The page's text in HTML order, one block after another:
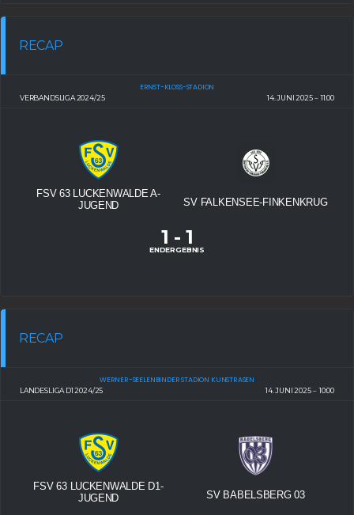
RECAP
VERBANDSLIGA 2024/25
ERNST-KLOSS-STADION
14. JUNI 2025 11:00
FSV 63 LUCKENWALDE A-
JUGEND
SV FALKENSEE-FINKENKRUG
1 - 1
ENDERGEBNIS
RECAP
LANDESLIGA D1 2024/25
WERNER-SEELENBINDER STADION KUNSTRASEN
14. JUNI 2025 10:00
FSV 63 LUCKENWALDE D1-
JUGEND
SV BABELSBERG 03